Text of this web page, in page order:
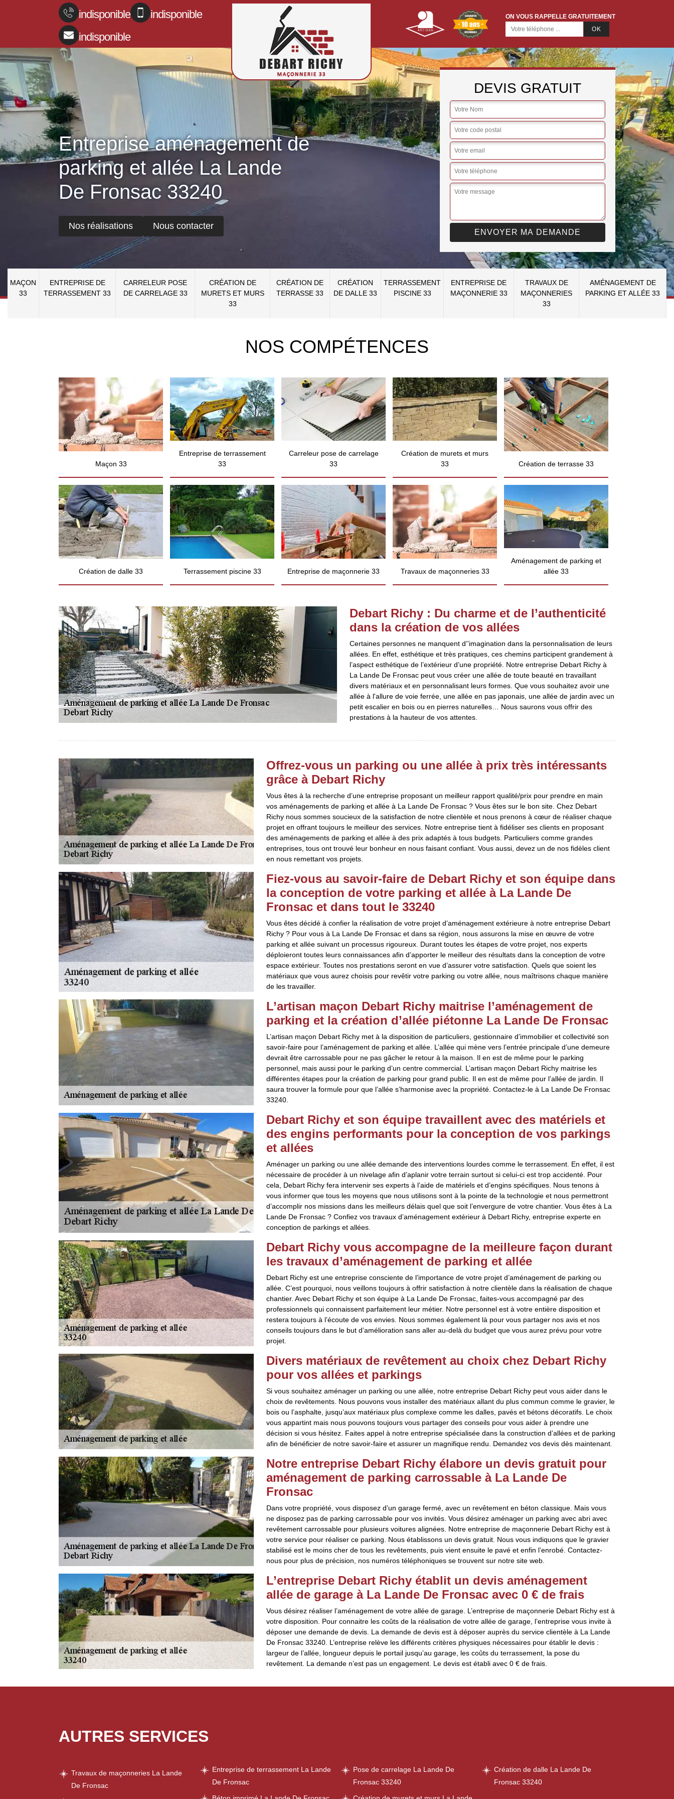
indisponible
indisponible
indisponible
ON VOUS RAPPELLE GRATUITEMENT
Entreprise aménagement de
parking et allée La Lande
De Fronsac 33240
Nos réalisations Nous contacter
DEVIS GRATUIT
MAÇON
33
ENTREPRISE DE
TERRASSEMENT 33
CARRELEUR POSE
DE CARRELAGE 33
CRÉATION DE
MURETS ET MURS
33
CRÉATION DE
TERRASSE 33
CRÉATION
DE DALLE 33
TERRASSEMENT
PISCINE 33
ENTREPRISE DE
MAÇONNERIE 33
TRAVAUX DE
MAÇONNERIES
33
AMÉNAGEMENT DE
PARKING ET ALLÉE 33
NOS COMPÉTENCES
Maçon 33
Entreprise de terrassement
33
Carreleur pose de carrelage
33
Création de murets et murs
33
Création de terrasse 33
Création de dalle 33 Terrassement piscine 33 Entreprise de maçonnerie 33 Travaux de maçonneries 33
Aménagement de parking et
allée 33
Debart Richy : Du charme et de l’authenticité
dans la création de vos allées
Certaines personnes ne manquent d’’imagination dans la personnalisation de leurs
allées. En effet, esthétique et très pratiques, ces chemins participent grandement à
l’aspect esthétique de l’extérieur d’une propriété. Notre entreprise Debart Richy à
La Lande De Fronsac peut vous créer une allée de toute beauté en travaillant
divers matériaux et en personnalisant leurs formes. Que vous souhaitez avoir une
allée à l'allure de voie ferrée, une allée en pas japonais, une allée de jardin avec un
petit escalier en bois ou en pierres naturelles… Nous saurons vous offrir des
prestations à la hauteur de vos attentes.
Offrez-vous un parking ou une allée à prix très intéressants
grâce à Debart Richy
Vous êtes à la recherche d’une entreprise proposant un meilleur rapport qualité/prix pour prendre en main
vos aménagements de parking et allée à La Lande De Fronsac ? Vous êtes sur le bon site. Chez Debart
Richy nous sommes soucieux de la satisfaction de notre clientèle et nous prenons à cœur de réaliser chaque
projet en offrant toujours le meilleur des services. Notre entreprise tient à fidéliser ses clients en proposant
des aménagements de parking et allée à des prix adaptés à tous budgets. Particuliers comme grandes
entreprises, tous ont trouvé leur bonheur en nous faisant confiant. Vous aussi, devez un de nos fidèles client
en nous remettant vos projets.
Fiez-vous au savoir-faire de Debart Richy et son équipe dans
la conception de votre parking et allée à La Lande De
Fronsac et dans tout le 33240
Vous êtes décidé à confier la réalisation de votre projet d’aménagement extérieure à notre entreprise Debart
Richy ? Pour vous à La Lande De Fronsac et dans sa région, nous assurons la mise en œuvre de votre
parking et allée suivant un processus rigoureux. Durant toutes les étapes de votre projet, nos experts
déploieront toutes leurs connaissances afin d’apporter le meilleur des résultats dans la conception de votre
espace extérieur. Toutes nos prestations seront en vue d’assurer votre satisfaction. Quels que soient les
matériaux que vous aurez choisis pour revêtir votre parking ou votre allée, nous maîtrisons chaque manière
de les travailler.
L’artisan maçon Debart Richy maitrise l’aménagement de
parking et la création d’allée piétonne La Lande De Fronsac
L’artisan maçon Debart Richy met à la disposition de particuliers, gestionnaire d’immobilier et collectivité son
savoir-faire pour l’aménagement de parking et allée. L’allée qui mène vers l’entrée principale d’une demeure
devrait être carrossable pour ne pas gâcher le retour à la maison. Il en est de même pour le parking
personnel, mais aussi pour le parking d’un centre commercial. L’artisan maçon Debart Richy maitrise les
différentes étapes pour la création de parking pour grand public. Il en est de même pour l’allée de jardin. Il
saura trouver la formule pour que l’allée s’harmonise avec la propriété. Contactez-le à La Lande De Fronsac
33240.
Debart Richy et son équipe travaillent avec des matériels et
des engins performants pour la conception de vos parkings
et allées
Aménager un parking ou une allée demande des interventions lourdes comme le terrassement. En effet, il est
nécessaire de procéder à un nivelage afin d’aplanir votre terrain surtout si celui-ci est trop accidenté. Pour
cela, Debart Richy fera intervenir ses experts à l’aide de matériels et d’engins spécifiques. Nous tenons à
vous informer que tous les moyens que nous utilisons sont à la pointe de la technologie et nous permettront
d’accomplir nos missions dans les meilleurs délais quel que soit l’envergure de votre chantier. Vous êtes à La
Lande De Fronsac ? Confiez vos travaux d’aménagement extérieur à Debart Richy, entreprise experte en
conception de parkings et allées.
Debart Richy vous accompagne de la meilleure façon durant
les travaux d’aménagement de parking et allée
Debart Richy est une entreprise consciente de l’importance de votre projet d’aménagement de parking ou
allée. C’est pourquoi, nous veillons toujours à offrir satisfaction à notre clientèle dans la réalisation de chaque
chantier. Avec Debart Richy et son équipe à La Lande De Fronsac, faites-vous accompagné par des
professionnels qui connaissent parfaitement leur métier. Notre personnel est à votre entière disposition et
restera toujours à l’écoute de vos envies. Nous sommes également là pour vous partager nos avis et nos
conseils toujours dans le but d’amélioration sans aller au-delà du budget que vous aurez prévu pour votre
projet.
Divers matériaux de revêtement au choix chez Debart Richy
pour vos allées et parkings
Si vous souhaitez aménager un parking ou une allée, notre entreprise Debart Richy peut vous aider dans le
choix de revêtements. Nous pouvons vous installer des matériaux allant du plus commun comme le gravier, le
bois ou l’asphalte, jusqu’aux matériaux plus complexe comme les dalles, pavés et bétons décoratifs. Le choix
vous appartint mais nous pouvons toujours vous partager des conseils pour vous aider à prendre une
décision si vous hésitez. Faites appel à notre entreprise spécialisée dans la construction d’allées et de parking
afin de bénéficier de notre savoir-faire et assurer un magnifique rendu. Demandez vos devis dès maintenant.
Notre entreprise Debart Richy élabore un devis gratuit pour
aménagement de parking carrossable à La Lande De
Fronsac
Dans votre propriété, vous disposez d’un garage fermé, avec un revêtement en béton classique. Mais vous
ne disposez pas de parking carrossable pour vos invités. Vous désirez aménager un parking avec abri avec
revêtement carrossable pour plusieurs voitures alignées. Notre entreprise de maçonnerie Debart Richy est à
votre service pour réaliser ce parking. Nous établissons un devis gratuit. Nous vous indiquons que le gravier
stabilisé est le moins cher de tous les revêtements, puis vient ensuite le pavé et enfin l’enrobé. Contactez-
nous pour plus de précision, nos numéros téléphoniques se trouvent sur notre site web.
L’entreprise Debart Richy établit un devis aménagement
allée de garage à La Lande De Fronsac avec 0 € de frais
Vous désirez réaliser l’aménagement de votre allée de garage. L’entreprise de maçonnerie Debart Richy est à
votre disposition. Pour connaitre les coûts de la réalisation de votre allée de garage, l’entreprise vous invite à
déposer une demande de devis. La demande de devis est à déposer auprès du service clientèle à La Lande
De Fronsac 33240. L’entreprise relève les différents critères physiques nécessaires pour établir le devis :
largeur de l’allée, longueur depuis le portail jusqu’au garage, les coûts du terrassement, la pose du
revêtement. La demande n’est pas un engagement. Le devis est établi avec 0 € de frais.
AUTRES SERVICES
Travaux de maçonneries La Lande
De Fronsac
Entreprise de terrassement La Lande
De Fronsac
Pose de carrelage La Lande De
Fronsac 33240
Création de dalle La Lande De
Fronsac 33240